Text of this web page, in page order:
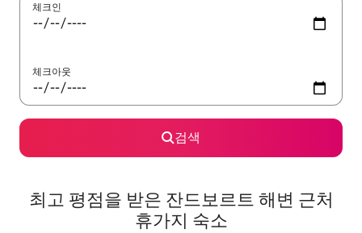
체크인
체크아웃
검색
최고 평점을 받은 잔드보르트 해변 근처
휴가지 숙소